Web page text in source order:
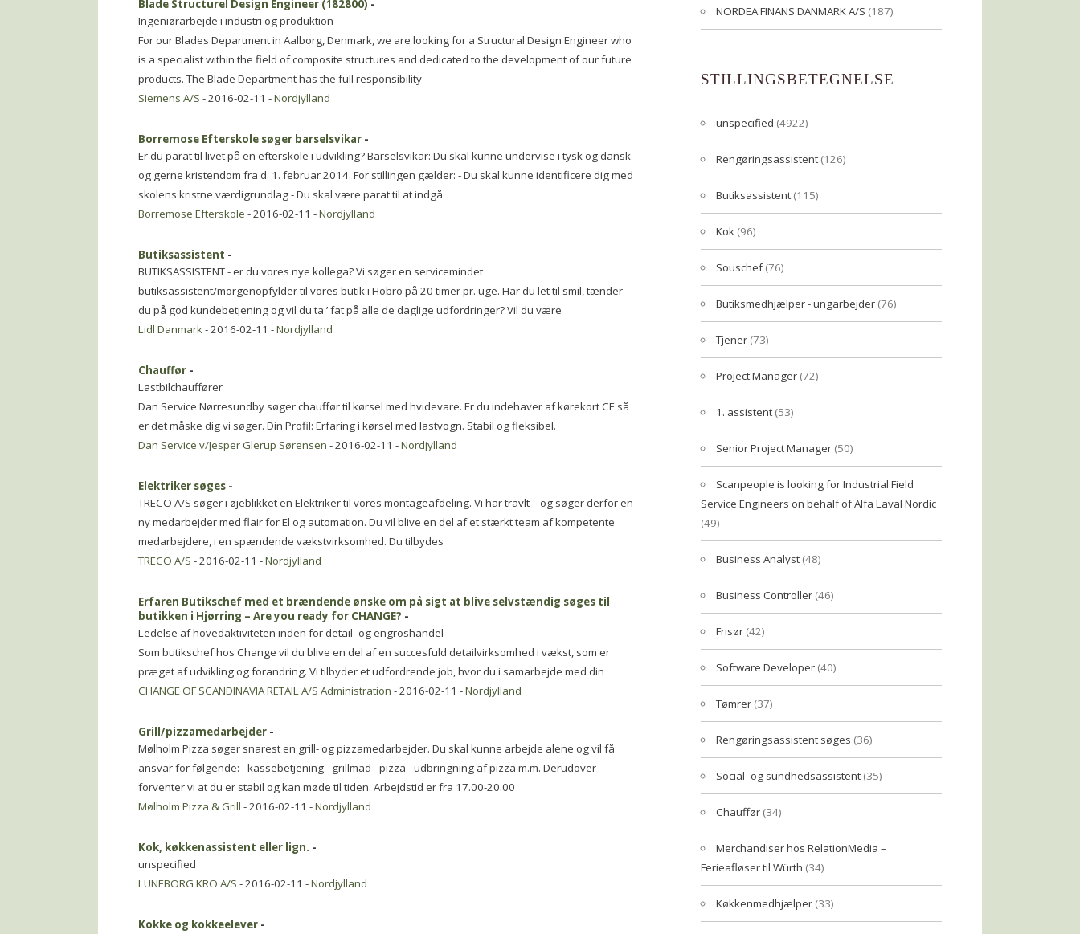
Blade Structurel Design Engineer (182800) -
Ingeniørarbejde i industri og produktion
For our Blades Department in Aalborg, Denmark, we are looking for a Structural Design Engineer who
is a specialist within the field of composite structures and dedicated to the development of our future
products. The Blade Department has the full responsibility
Siemens A/S - 2016-02-11 -Nordjylland
Borremose Efterskole søger barselsvikar -
Er du parat til livet på en efterskole i udvikling? Barselsvikar: Du skal kunne undervise i tysk og dansk
og gerne kristendom fra d. 1. februar 2014. For stillingen gælder: - Du skal kunne identificere dig med
skolens kristne værdigrundlag - Du skal være parat til at indgå
Borremose Efterskole - 2016-02-11 -Nordjylland
Butiksassistent -
BUTIKSASSISTENT - er du vores nye kollega? Vi søger en servicemindet
butiksassistent/morgenopfylder til vores butik i Hobro på 20 timer pr. uge. Har du let til smil, tænder
du på god kundebetjening og vil du ta ’ fat på alle de daglige udfordringer? Vil du være
Lidl Danmark- 2016-02-11 -Nordjylland
Chauffør -
Lastbilchauffører
Dan Service Nørresundby søger chauffør til kørsel med hvidevare. Er du indehaver af kørekort CE så
er det måske dig vi søger. Din Profil: Erfaring i kørsel med lastvogn. Stabil og fleksibel.
Dan Service v/Jesper Glerup Sørensen - 2016-02-11 -Nordjylland
Elektriker søges -
TRECO A/S søger i øjeblikket en Elektriker til vores montageafdeling. Vi har travlt – og søger derfor en
ny medarbejder med flair for El og automation. Du vil blive en del af et stærkt team af kompetente
medarbejdere, i en spændende vækstvirksomhed. Du tilbydes
TRECO A/S - 2016-02-11 -Nordjylland
Erfaren Butikschef med et brændende ønske om på sigt at blive selvstændig søges til
butikken i Hjørring – Are you ready for CHANGE? -
Ledelse af hovedaktiviteten inden for detail- og engroshandel
Som butikschef hos Change vil du blive en del af en succesfuld detailvirksomhed i vækst, som er
præget af udvikling og forandring. Vi tilbyder et udfordrende job, hvor du i samarbejde med din
CHANGE OF SCANDINAVIA RETAIL A/S Administration - 2016-02-11 -Nordjylland
Grill/pizzamedarbejder -
Mølholm Pizza søger snarest en grill- og pizzamedarbejder. Du skal kunne arbejde alene og vil få
ansvar for følgende: - kassebetjening - grillmad - pizza - udbringning af pizza m.m. Derudover
forventer vi at du er stabil og kan møde til tiden. Arbejdstid er fra 17.00-20.00
Mølholm Pizza & Grill - 2016-02-11 -Nordjylland
Kok, køkkenassistent eller lign. -
unspecified
LUNEBORG KRO A/S - 2016-02-11 -Nordjylland
Kokke og kokkeelever -
NORDEA FINANS DANMARK A/S (187)
STILLINGSBETEGNELSE
unspecified (4922)
Rengøringsassistent (126)
Butiksassistent (115)
Kok (96)
Souschef(76)
Butiksmedhjælper - ungarbejder (76)
Tjener (73)
Project Manager (72)
1. assistent (53)
Senior Project Manager (50)
Scanpeople is looking for Industrial Field
Service Engineers on behalf of Alfa Laval Nordic
(49)
Business Analyst (48)
Business Controller (46)
Frisør (42)
Software Developer (40)
Tømrer (37)
Rengøringsassistent søges (36)
Social- og sundhedsassistent (35)
Chauffør (34)
Merchandiser hos RelationMedia –
Ferieafløser til Würth (34)
Køkkenmedhjælper (33)